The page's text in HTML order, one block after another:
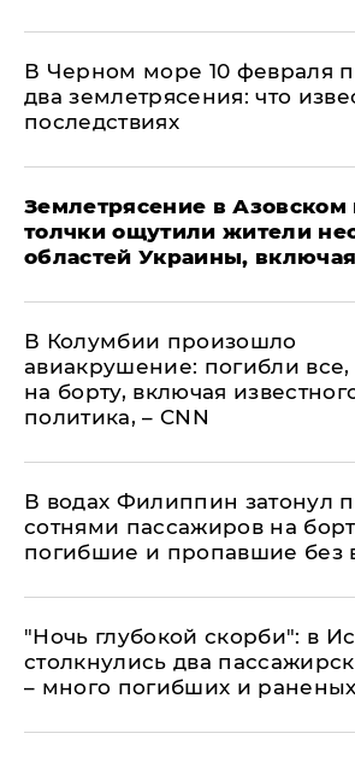
В Черном море 10 февраля
два землетрясения: что
последствиях
Землетрясение в Азовском
толчки ощутили жители
областей Украины,
В Колумбии произошло
авиакрушение: погибли все,
на борту, включая
политика, – CNN
В водах Филиппин затонул
сотнями пассажиров на
погибшие и пропавшие без
"Ночь глубокой скорби": в
столкнулись два
– много погибших и раненых